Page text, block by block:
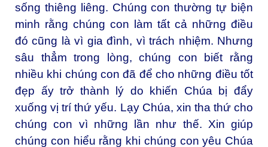
sống thiêng liêng. Chúng con thường tự biện
minh rằng chúng con làm tất cả những điều
đó cũng là vì gia đình, vì trách nhiệm. Nhưng
sâu thẳm trong lòng, chúng con biết rằng
nhiều khi chúng con đã để cho những điều tốt
đẹp ấy trở thành lý do khiến Chúa bị đẩy
xuống vị trí thứ yếu. Lạy Chúa, xin tha thứ cho
chúng con vì những lần như thế. Xin giúp
chúng con hiểu rằng khi chúng con yêu Chúa